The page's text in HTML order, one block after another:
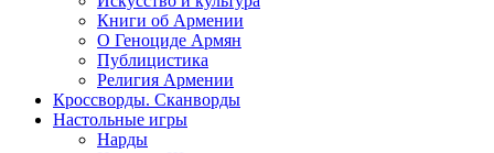
Книги об Армении
О Геноциде Армян
Публицистика
Религия Армении
Кроссворды. Сканворды
Настольные игры
Нарды